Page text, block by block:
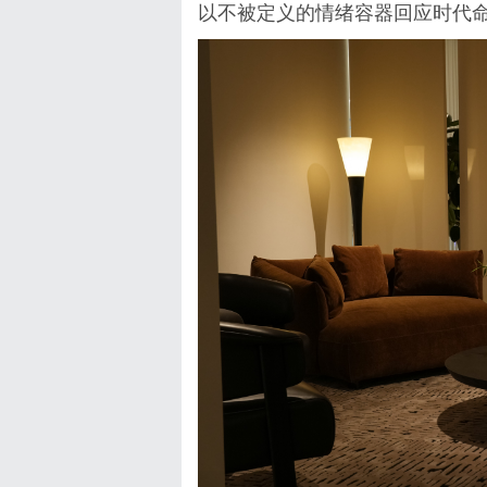
以不被定义的情绪容器回应时代